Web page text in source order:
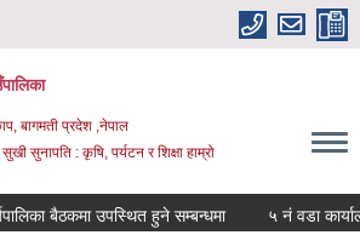
बागमती प्रदेश ,नेपाल
सुखी सुनापति : कृषि, पर्यटन र शिक्षा हाम्रो
कार्यपालिका बैठकमा उपस्थित हुने सम्बन्धमा ५ नं वडा